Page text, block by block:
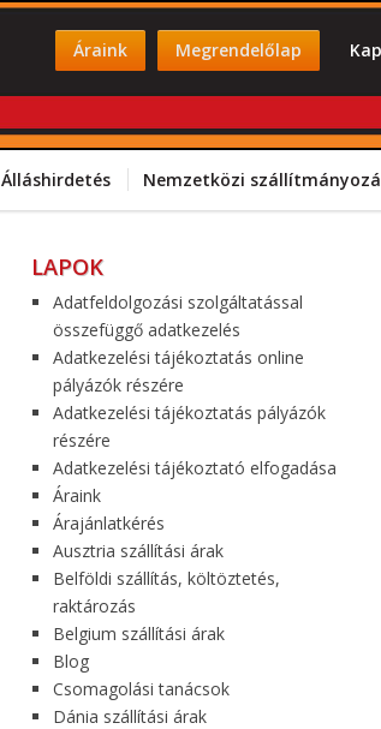
Áraink Megrendelőlap
Álláshirdetés Nemzetközi
LAPOK
Adatfeldolgozási szolgáltatással
összefüggő adatkezelés
Adatkezelési tájékoztatás online
pályázók részére
Adatkezelési tájékoztatás pályázók
részére
Adatkezelési tájékoztató elfogadása
Áraink
Árajánlatkérés
Ausztria szállítási árak
Belföldi szállítás, költöztetés,
raktározás
Belgium szállítási árak
Blog
Csomagolási tanácsok
Dánia szállítási árak